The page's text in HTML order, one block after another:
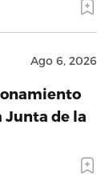
Ago 6, 2026
de la